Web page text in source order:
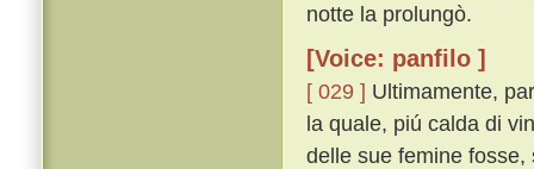
notte la prolungò.
[Voice: panfilo ]
[ 029 ] Ultimamente,
la quale, piú calda di
delle sue femine